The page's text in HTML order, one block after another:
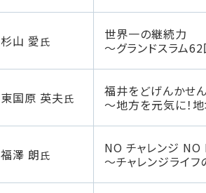
杉山 愛氏
世界一の継続力
～グランドスラム
東国原 英夫氏
福井をどげんかせ
〜地方を元気に！
福澤 朗氏
NO チャレンジ
〜チャレンジライ